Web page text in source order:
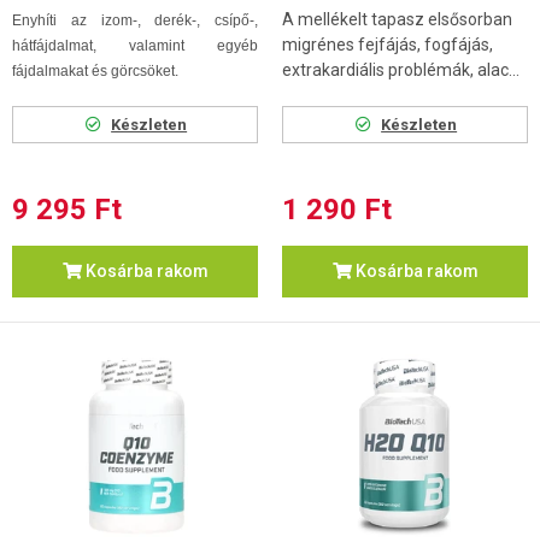
Enyhíti az izom-, derék-, csípő-,
hátfájdalmat, valamint egyéb
fájdalmakat és görcsöket.
Készleten
9 295 Ft
Kosárba rakom
A mellékelt tapasz elsősorban
migrénes fejfájás, fogfájás,
extrakardiális problémák, alac...
Készleten
1 290 Ft
Kosárba rakom